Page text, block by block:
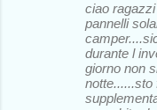
ciao
pannelli
durante l
giorno non
notte......sto